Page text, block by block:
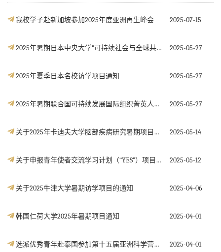
我校学子赴新加坡参加2025年度亚洲再生峰会 2025-07-15
2025年暑期日本中央大学“可持续社会与全球共治”项目通知 2025-05-27
2025年夏季日本名校访学项目通知 2025-05-27
2025年暑期联合国可持续发展国际组织菁英人才能力建设项目日本东京实训营通知 2025-05-27
关于2025年卡迪夫大学脑部疾病研究暑期项目的通知 2025-05-14
关于申报青年使者交流学习计划（“YES”）项目的通知 2025-05-12
关于2025牛津大学暑期访学项目的通知 2025-04-06
韩国仁荷大学2025年暑期项目通知 2025-04-01
选派优秀青年赴泰国参加第十五届亚洲科学营的通知 2025-04-01